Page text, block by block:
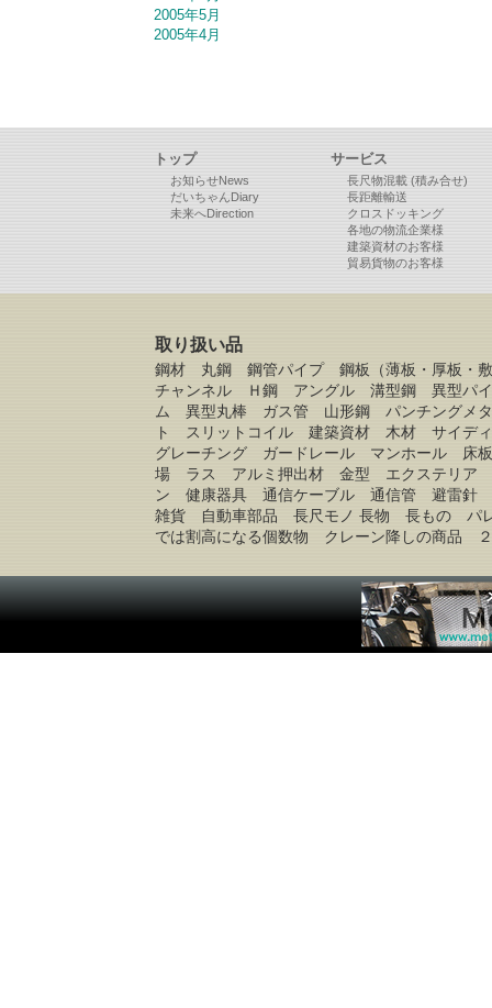
2005年5月
2005年4月
トップ
お知らせNews
だいちゃんDiary
未来へDirection
サービス
長尺物混載 (積み合せ)
長距離輸送
クロスドッキング
各地の物流企業様
建築資材のお客様
貿易貨物のお客様
取り扱い品
鋼材 丸鋼 鋼管パイプ 鋼板（薄板・厚板・
チャンネル Ｈ鋼 アングル 溝型鋼 異型パ
ム 異型丸棒 ガス管 山形鋼 パンチングメ
ト スリットコイル 建築資材 木材 サイ
グレーチング ガードレール マンホール
場 ラス アルミ押出材 金型 エクステリア
ン 健康器具 通信ケーブル 通信管 避雷針
雑貨 自動車部品 長尺モノ 長物 長もの パ
では割高になる個数物 クレーン降しの商品